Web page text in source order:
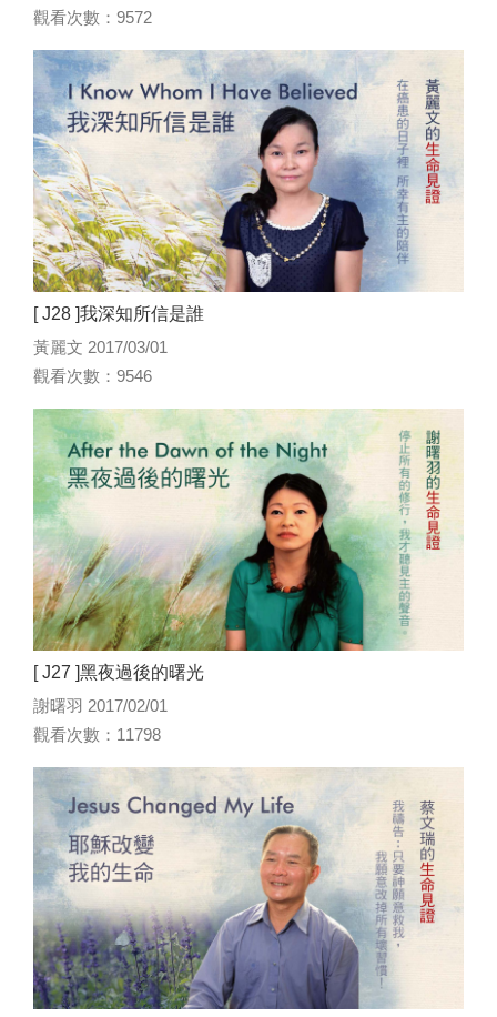
觀看次數：9572
[ J28 ]我深知所信是誰
黃麗文 2017/03/01
觀看次數：9546
[ J27 ]黑夜過後的曙光
謝曙羽 2017/02/01
觀看次數：11798